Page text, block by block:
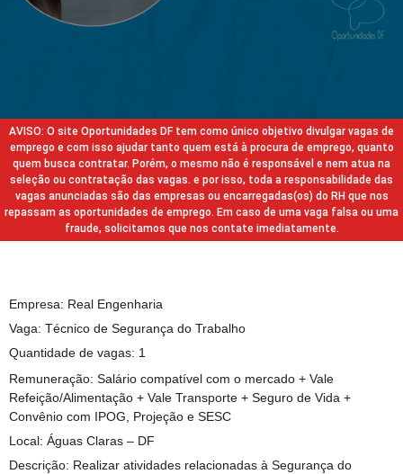
AVISO: O site Oportunidades DF tem como único objetivo divulgar vagas de
emprego e com isso ajudar tanto quem está à procura de emprego, quanto
quem busca contratar. Porém, o mesmo não é responsável e nem atua na
seleção ou contratação das vagas. e por isso, toda a responsabilidade das
vagas anunciadas são das empresas ou encarregadas(os) do RH que nos
repassam as oportunidades de emprego. Em caso de uma vaga falsa ou uma
fraude, solicitamos que nos contate imediatamente.
Empresa: Real Engenharia
Vaga: Técnico de Segurança do Trabalho
Quantidade de vagas: 1
Remuneração: Salário compatível com o mercado + Vale
Refeição/Alimentação + Vale Transporte + Seguro de Vida +
Convênio com IPOG, Projeção e SESC
Local: Águas Claras – DF
Descrição: Realizar atividades relacionadas à Segurança do